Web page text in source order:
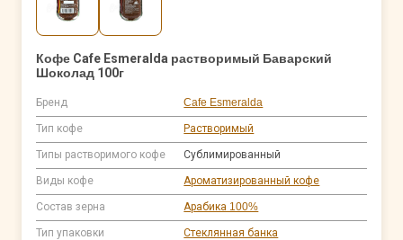
Кофе Cafe Esmeralda растворимый Баварский
Шоколад 100г
Бренд Cafe Esmeralda
Тип кофе Растворимый
Типы растворимого кофе Сублимированный
Виды кофе Ароматизированный кофе
Состав зерна Арабика 100%
Тип упаковки Стеклянная банка